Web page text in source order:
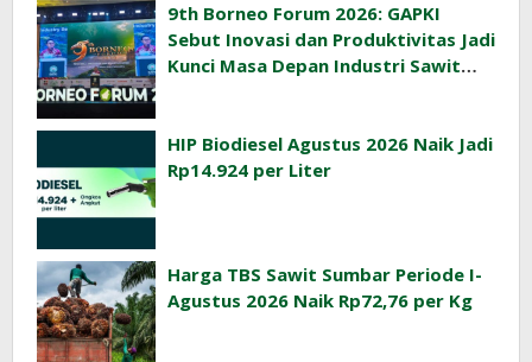
9th Borneo Forum 2026: GAPKI
Sebut Inovasi dan Produktivitas Jadi
Kunci Masa Depan Industri Sawit
HIP Biodiesel Agustus 2026 Naik Jadi
Rp14.924 per Liter
Harga TBS Sawit Sumbar Periode I-
Agustus 2026 Naik Rp72,76 per Kg